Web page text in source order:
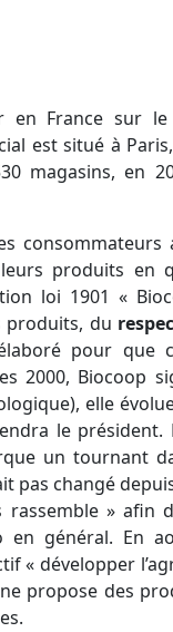
en France sur
est situé à
magasins, en
produits en
loi 1901 «
produits, du
pour que
2000, Biocoop
elle
le
un tournant
pas changé
» afin
général. En
« développer
propose des